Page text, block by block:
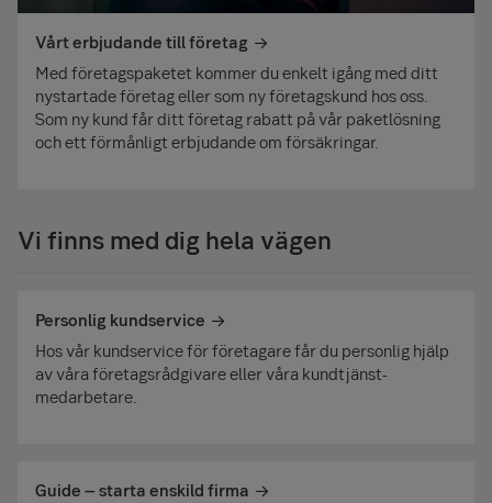
Vårt erbjudande till företag
Med företagspaketet kommer du enkelt igång med ditt
nystartade företag eller som ny företagskund hos oss.
Som ny kund får ditt företag rabatt på vår paketlösning
och ett förmånligt erbjudande om försäkringar.
Vi finns med dig hela vägen
Personlig kundservice
Hos vår kundservice för företagare får du personlig hjälp
av våra företags­rådgivare eller våra kundtjänst­
medarbetare.
Guide – starta enskild firma